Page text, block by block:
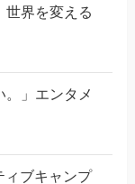
世界を変える
。」エンタメ
ィブキャンプ